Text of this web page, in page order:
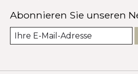
Abonnieren Sie unseren